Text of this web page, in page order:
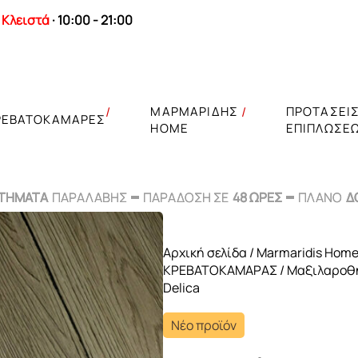
Κλειστά· 10:00 - 21:00
ΜΑΡΜΑΡΙΔΗΣ
HOME
ΠΡΟΤΑΣΕΙΣ
ΠΑΡΑΛΑΒΗΣ ΠΑΡΑΔΟΣΗ ΣΕ 48 ΩΡΕΣ ΠΛΑΝΟ
ΠΑΡΑΛΑΒΗΣ ΠΑΡΑΔΟΣΗ ΣΕ 48 ΩΡΕΣ ΠΛΑΝΟ
Αρχική σελίδα / Marmaridis Home
ΚΡΕΒΑΤΟΚΑΜΑΡΑΣ/
Delica
Νέο προϊόν